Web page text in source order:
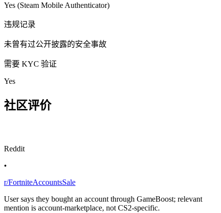
Yes (Steam Mobile Authenticator)
违规记录
未曾有过公开披露的安全事故
需要 KYC 验证
Yes
社区评价
Reddit
•
r/FortniteAccountsSale
User says they bought an account through GameBoost; relevant
mention is account-marketplace, not CS2-specific.